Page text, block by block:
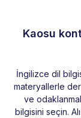
Kaosu
İngilizce dil
materyallerle
ve
bilgisini seçin.